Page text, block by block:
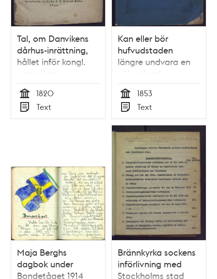
Tal, om Danvikens
dårhus-inrättning,
hållet inför kongl.
vetenskaps-
academien, vid
praesidii
nedläggande, d. 21
juni 1820 / af Christ.
Tid
1820
Typ
Text
Kan eller bör
hufvudstaden
längre undvara en
väl ordnad
kuranstalt för
sinnessjuke? : en
fråga, / besvarad af
M. Huss
Tid
1853
Typ
Text
Maja Berghs
dagbok under
Bondetåget 1914
Brännkyrka sockens
införlivning med
Stockholms stad